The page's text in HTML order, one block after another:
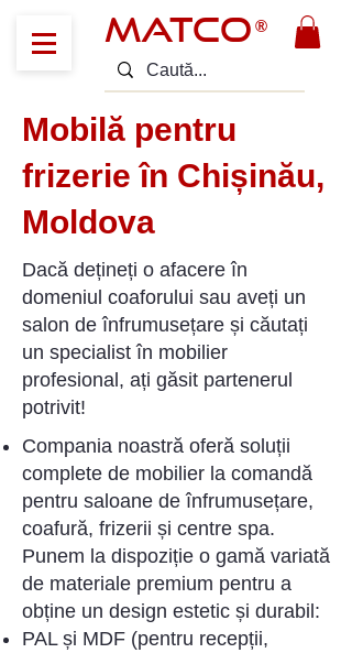
MATCO ®
Mobilă pentru
frizerie în Chișinău,
Moldova
Dacă dețineți o afacere în
domeniul coaforului sau aveți un
salon de înfrumusețare și căutați
un specialist în mobilier
profesional, ați găsit partenerul
potrivit!
Compania noastră oferă soluții
complete de mobilier la comandă
pentru saloane de înfrumusețare,
coafură, frizerii și centre spa.
Punem la dispoziție o gamă variată
de materiale premium pentru a
obține un design estetic și durabil:
PAL și MDF (pentru recepții,